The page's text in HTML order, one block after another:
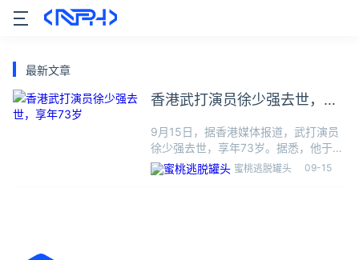
最新文章
香港武打演员徐少强去世，享
9月15日，据香港媒体报道，武打演员
徐少强去世，享年73岁。据悉，他于9
月初在北京因食道癌离世，资深电影人
田启文向媒体证实了徐少强逝世的消
蜜桃逃脱罐头 09-15